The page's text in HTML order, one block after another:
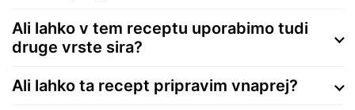
Ali lahko v tem receptu uporabimo tudi
druge vrste sira?
Ali lahko ta recept pripravim vnaprej?